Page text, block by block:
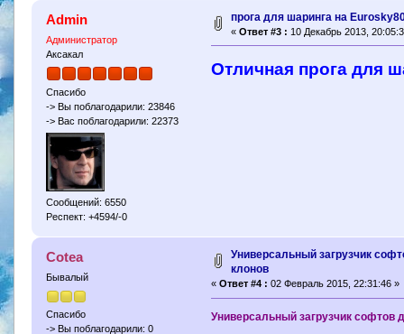
Admin
Администратор
Аксакал
Спасибо
-> Вы поблагодарили: 23846
-> Вас поблагодарили: 22373
Сообщений: 6550
Респект: +4594/-0
прога для шаринга на
« Ответ #3 : 10 Декабрь 2013,
Отличная прога для
Cotea
Бывалый
Спасибо
-> Вы поблагодарили: 0
Универсальный загрузчик
клонов
«Ответ #4 : 02 Февраль 2015, 22:31:46 »
Универсальный загрузчик софтов